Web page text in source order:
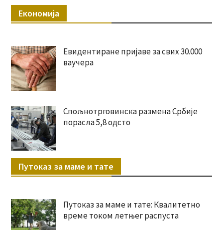
Економија
Евидентиране пријаве за свих 30.000
ваучера
Спољнотрговинска размена Србије
порасла 5,8 одсто
Путоказ за маме и тате
Путоказ за маме и тате: Квалитетно
време током летњег распуста